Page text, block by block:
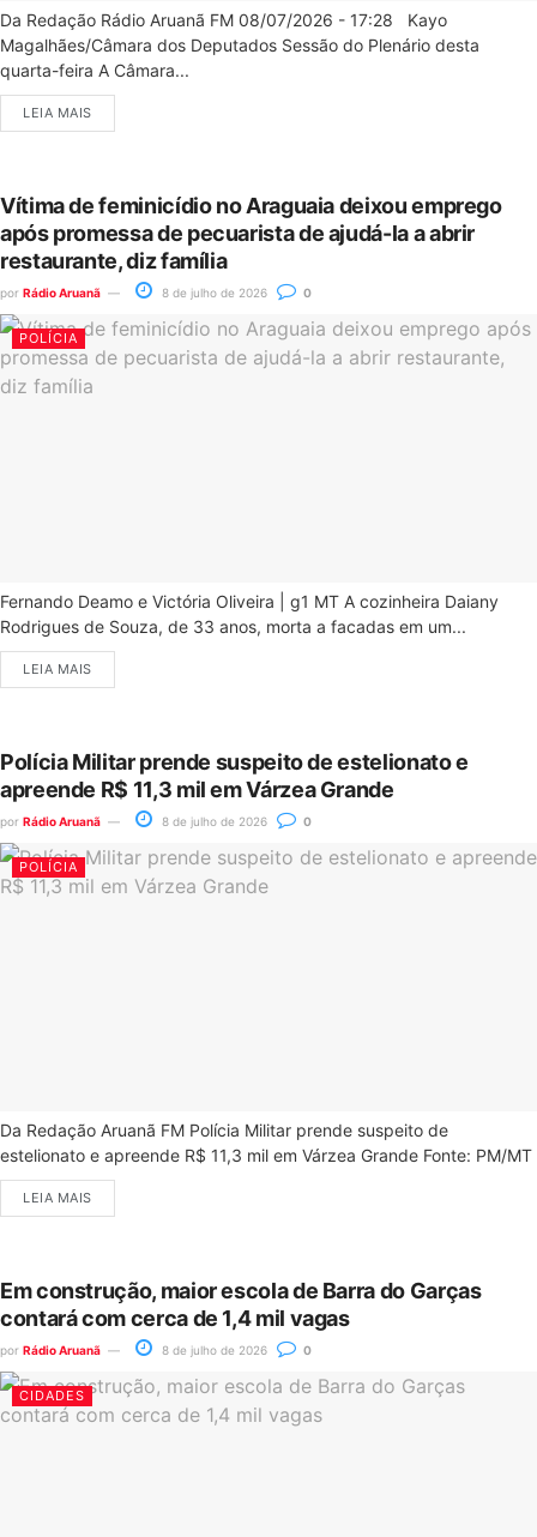
Da Redação Rádio Aruanã FM 08/07/2026 - 17:28 Kayo
Magalhães/Câmara dos Deputados Sessão do Plenário desta
quarta-feira A Câmara...
LEIA MAIS
Vítima de feminicídio no Araguaia deixou emprego
após promessa de pecuarista de ajudá-la a abrir
restaurante, diz família
por Rádio Aruanã 8 de julho de 2026 0
POLÍCIA
Fernando Deamo e Victória Oliveira | g1 MT A cozinheira Daiany
Rodrigues de Souza, de 33 anos, morta a facadas em um...
LEIA MAIS
Polícia Militar prende suspeito de estelionato e
apreende R$ 11,3 mil em Várzea Grande
por Rádio Aruanã 8 de julho de 2026 0
POLÍCIA
Da Redação Aruanã FM Polícia Militar prende suspeito de
estelionato e apreende R$ 11,3 mil em Várzea Grande Fonte: PM/MT
LEIA MAIS
Em construção, maior escola de Barra do Garças
contará com cerca de 1,4 mil vagas
por Rádio Aruanã 8 de julho de 2026 0
CIDADES